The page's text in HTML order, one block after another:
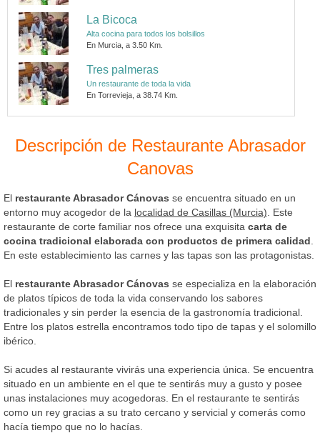
La Bicoca
Alta cocina para todos los bolsillos
En Murcia, a 3.50 Km.
Tres palmeras
Un restaurante de toda la vida
En Torrevieja, a 38.74 Km.
Descripción de Restaurante Abrasador
Canovas
El restaurante Abrasador Cánovas se encuentra situado en un
entorno muy acogedor de la localidad de Casillas (Murcia) . Este
restaurante de corte familiar nos ofrece una exquisita carta de
cocina tradicional elaborada con productos de primera calidad
En este establecimiento las carnes y las tapas son las protagonistas.
El restaurante Abrasador Cánovas se especializa en la elaboración
de platos típicos de toda la vida conservando los sabores
tradicionales y sin perder la esencia de la gastronomía tradicional.
Entre los platos estrella encontramos todo tipo de tapas y el solomillo
ibérico.
Si acudes al restaurante vivirás una experiencia única. Se encuentra
situado en un ambiente en el que te sentirás muy a gusto y posee
unas instalaciones muy acogedoras. En el restaurante te sentirás
como un rey gracias a su trato cercano y servicial y comerás como
hacía tiempo que no lo hacías.